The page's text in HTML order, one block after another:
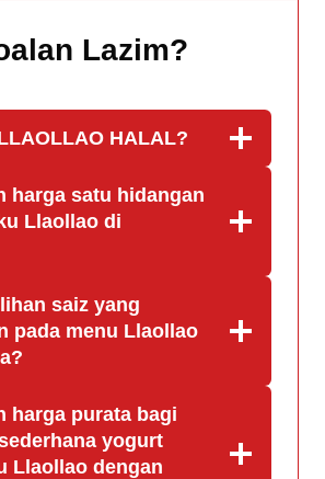
Lazim?
HALAL?
harga satu hidangan
Llaollao di
saiz yang
pada menu Llaollao
harga purata bagi
yogurt
Llaollao dengan